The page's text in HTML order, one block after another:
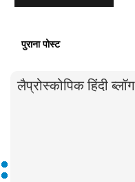
पुराना पोस्ट
लैप्रोस्कोपिक हिंदी ब्लॉग